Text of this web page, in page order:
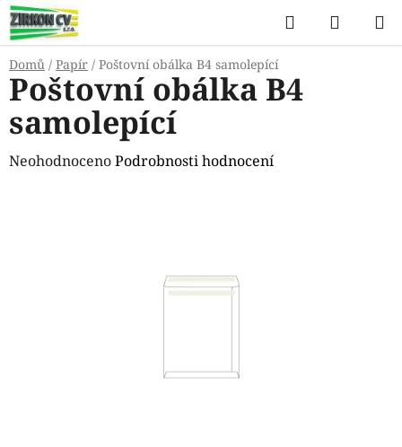
Přejít
na
obsah
Hledat
KOŠÍK
Domů / Papír / Poštovní obálka B4 samolepící
Poštovní obálka B4
samolepící
Průměrné
NeohodnocenoPodrobnosti hodnocení